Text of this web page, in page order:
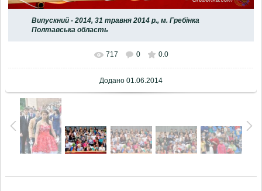
Випускний - 2014, 31 травня 2014 р., м. Гребінка
Полтавська область
717 0 0.0
Додано 01.06.2014